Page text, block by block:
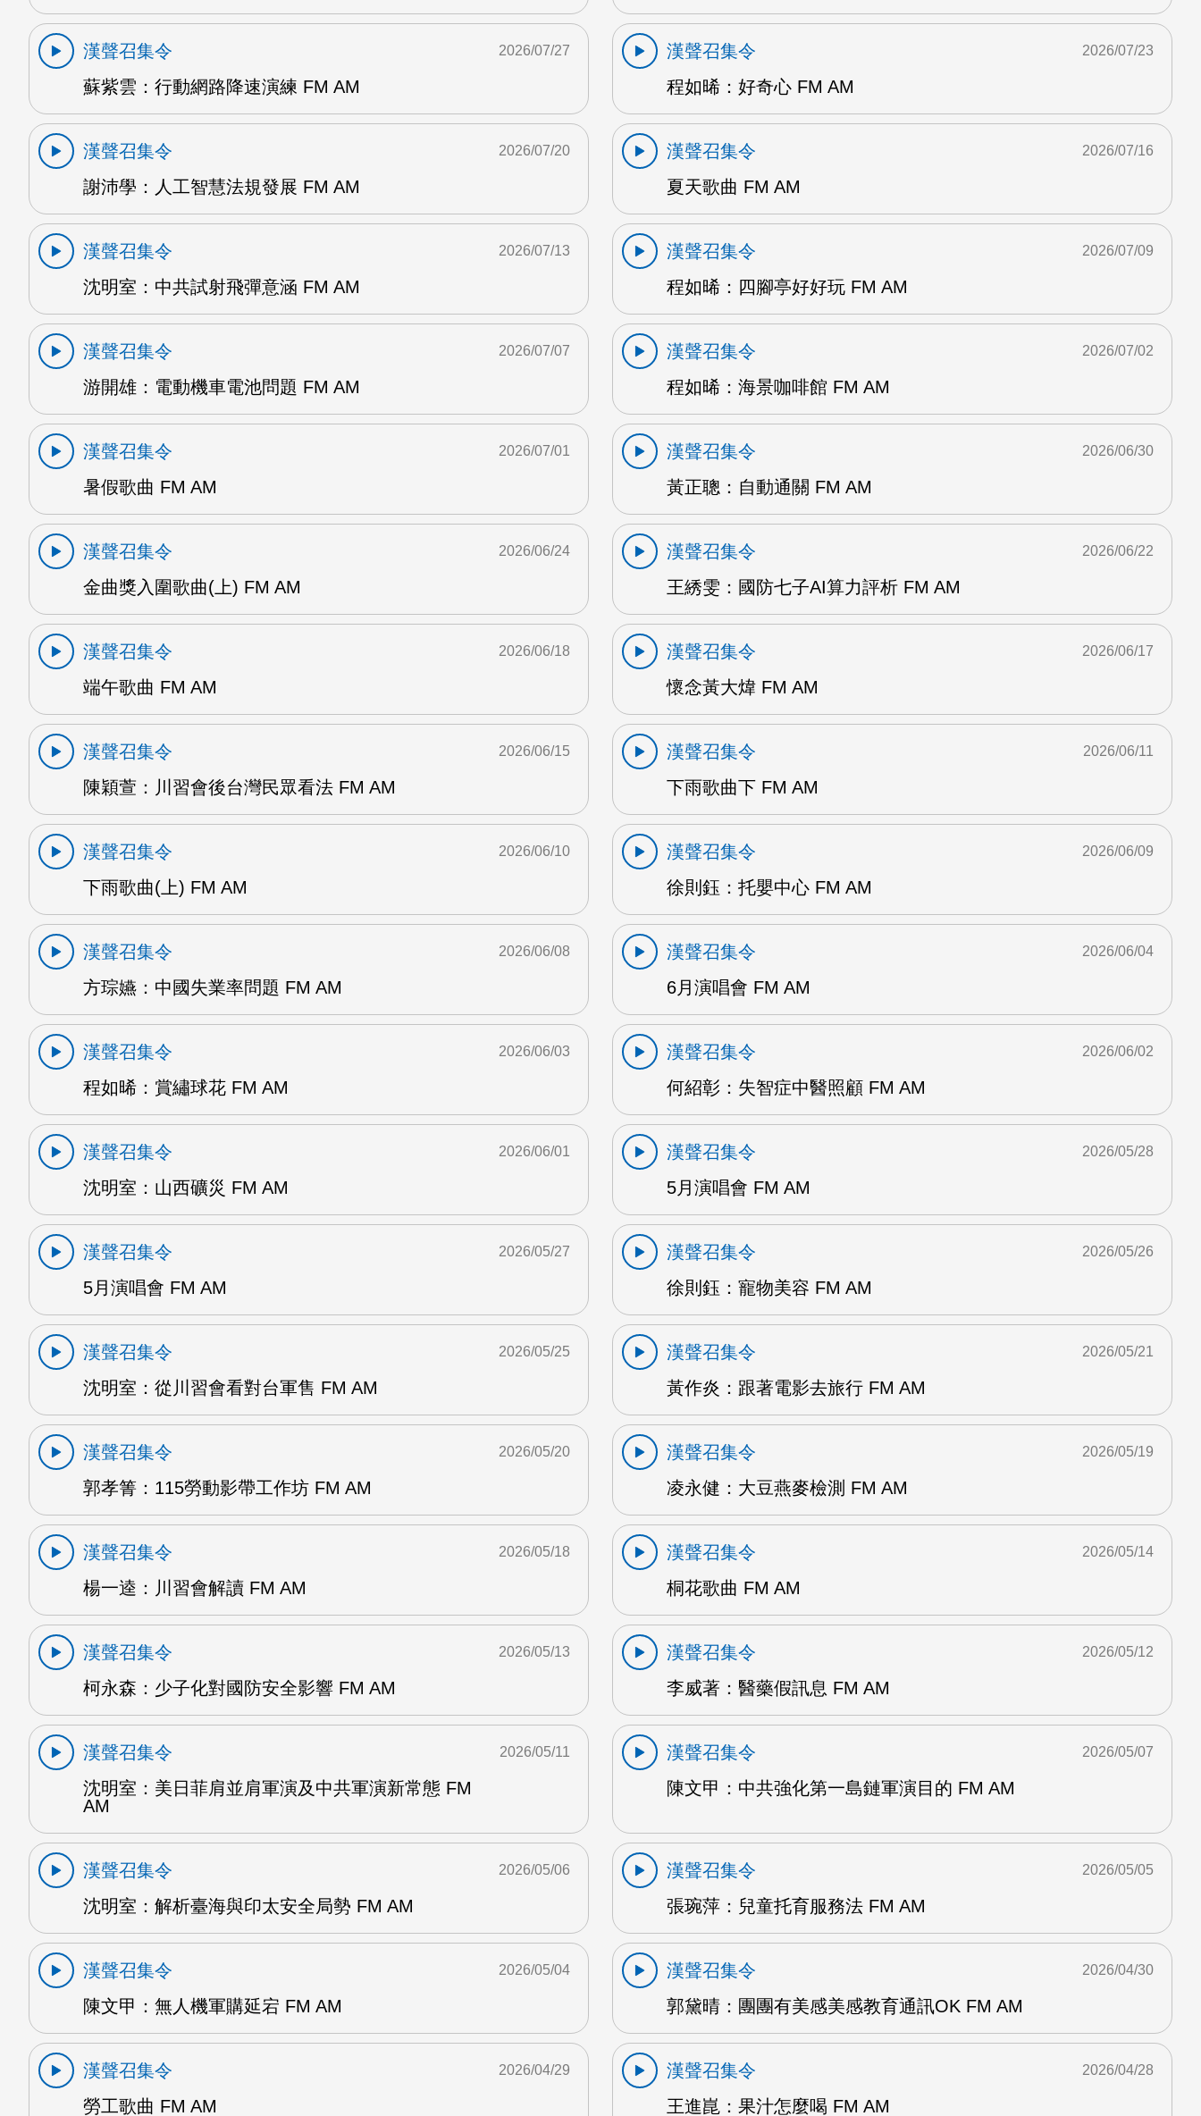
漢聲召集令
蘇紫雲：行動網路降速演練 FM AM
2026/07/27
漢聲召集令
程如晞：好奇心 FM AM
2026/07/23
漢聲召集令
謝沛學：人工智慧法規發展 FM AM
2026/07/20
漢聲召集令
夏天歌曲 FM AM
2026/07/16
漢聲召集令
沈明室：中共試射飛彈意涵 FM AM
2026/07/13
漢聲召集令
程如晞：四腳亭好好玩 FM AM
2026/07/09
漢聲召集令
游開雄：電動機車電池問題 FM AM
2026/07/07
漢聲召集令
程如晞：海景咖啡館 FM AM
2026/07/02
漢聲召集令
暑假歌曲 FM AM
2026/07/01
漢聲召集令
黃正聰：自動通關 FM AM
2026/06/30
漢聲召集令
金曲獎入圍歌曲(上) FM AM
2026/06/24
漢聲召集令
王綉雯：國防七子AI算力評析 FM AM
2026/06/22
漢聲召集令
端午歌曲 FM AM
2026/06/18
漢聲召集令
懷念黃大煒 FM AM
2026/06/17
漢聲召集令
陳穎萱：川習會後台灣民眾看法 FM AM
2026/06/15
漢聲召集令
下雨歌曲下 FM AM
2026/06/11
漢聲召集令
下雨歌曲(上) FM AM
2026/06/10
漢聲召集令
徐則鈺：托嬰中心 FM AM
2026/06/09
漢聲召集令
方琮嬿：中國失業率問題 FM AM
2026/06/08
漢聲召集令
6月演唱會 FM AM
2026/06/04
漢聲召集令
程如晞：賞繡球花 FM AM
2026/06/03
漢聲召集令
何紹彰：失智症中醫照顧 FM AM
2026/06/02
漢聲召集令
沈明室：山西礦災 FM AM
2026/06/01
漢聲召集令
5月演唱會 FM AM
2026/05/28
漢聲召集令
5月演唱會 FM AM
2026/05/27
漢聲召集令
徐則鈺：寵物美容 FM AM
2026/05/26
漢聲召集令
沈明室：從川習會看對台軍售 FM AM
2026/05/25
漢聲召集令
黃作炎：跟著電影去旅行 FM AM
2026/05/21
漢聲召集令
郭孝箐：115勞動影帶工作坊 FM AM
2026/05/20
漢聲召集令
凌永健：大豆燕麥檢測 FM AM
2026/05/19
漢聲召集令
楊一逵：川習會解讀 FM AM
2026/05/18
漢聲召集令
桐花歌曲 FM AM
2026/05/14
漢聲召集令
柯永森：少子化對國防安全影響 FM AM
2026/05/13
漢聲召集令
李威著：醫藥假訊息 FM AM
2026/05/12
漢聲召集令
沈明室：美日菲肩並肩軍演及中共軍演新常態 FM
AM
2026/05/11
漢聲召集令
陳文甲：中共強化第一島鏈軍演目的 FM AM
2026/05/07
漢聲召集令
沈明室：解析臺海與印太安全局勢 FM AM
2026/05/06
漢聲召集令
張琬萍：兒童托育服務法 FM AM
2026/05/05
漢聲召集令
陳文甲：無人機軍購延宕 FM AM
2026/05/04
漢聲召集令
郭黛晴：團團有美感美感教育通訊OK FM AM
2026/04/30
漢聲召集令
勞工歌曲 FM AM
2026/04/29
漢聲召集令
王進崑：果汁怎麼喝 FM AM
2026/04/28